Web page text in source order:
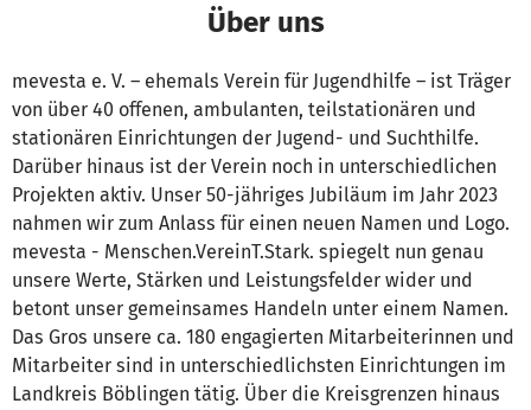
Über uns
mevesta e. V. – ehemals Verein für Jugendhilfe – ist Träger
von über 40 offenen, ambulanten, teilstationären und
stationären Einrichtungen der Jugend- und Suchthilfe.
Darüber hinaus ist der Verein noch in unterschiedlichen
Projekten aktiv. Unser 50-jähriges Jubiläum im Jahr 2023
nahmen wir zum Anlass für einen neuen Namen und Logo.
mevesta - Menschen.VereinT.Stark. spiegelt nun genau
unsere Werte, Stärken und Leistungsfelder wider und
betont unser gemeinsames Handeln unter einem Namen.
Das Gros unsere ca. 180 engagierten Mitarbeiterinnen und
Mitarbeiter sind in unterschiedlichsten Einrichtungen im
Landkreis Böblingen tätig. Über die Kreisgrenzen hinaus